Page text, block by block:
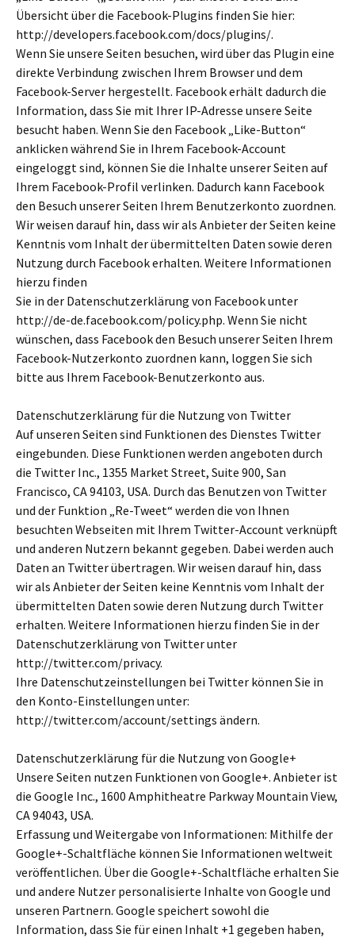
Übersicht über die Facebook-Plugins finden Sie hier:
http://developers.facebook.com/docs/plugins/.
Wenn Sie unsere Seiten besuchen, wird über das Plugin eine
direkte Verbindung zwischen Ihrem Browser und dem
Facebook-Server hergestellt. Facebook erhält dadurch die
Information, dass Sie mit Ihrer IP-Adresse unsere Seite
besucht haben. Wenn Sie den Facebook „Like-Button“
anklicken während Sie in Ihrem Facebook-Account
eingeloggt sind, können Sie die Inhalte unserer Seiten auf
Ihrem Facebook-Profil verlinken. Dadurch kann Facebook
den Besuch unserer Seiten Ihrem Benutzerkonto zuordnen.
Wir weisen darauf hin, dass wir als Anbieter der Seiten keine
Kenntnis vom Inhalt der übermittelten Daten sowie deren
Nutzung durch Facebook erhalten. Weitere Informationen
hierzu finden
Sie in der Datenschutzerklärung von Facebook unter
http://de-de.facebook.com/policy.php. Wenn Sie nicht
wünschen, dass Facebook den Besuch unserer Seiten Ihrem
Facebook-Nutzerkonto zuordnen kann, loggen Sie sich
bitte aus Ihrem Facebook-Benutzerkonto aus.
Datenschutzerklärung für die Nutzung von Twitter
Auf unseren Seiten sind Funktionen des Dienstes Twitter
eingebunden. Diese Funktionen werden angeboten durch
die Twitter Inc., 1355 Market Street, Suite 900, San
Francisco, CA 94103, USA. Durch das Benutzen von Twitter
und der Funktion „Re-Tweet“ werden die von Ihnen
besuchten Webseiten mit Ihrem Twitter-Account verknüpft
und anderen Nutzern bekannt gegeben. Dabei werden auch
Daten an Twitter übertragen. Wir weisen darauf hin, dass
wir als Anbieter der Seiten keine Kenntnis vom Inhalt der
übermittelten Daten sowie deren Nutzung durch Twitter
erhalten. Weitere Informationen hierzu finden Sie in der
Datenschutzerklärung von Twitter unter
http://twitter.com/privacy.
Ihre Datenschutzeinstellungen bei Twitter können Sie in
den Konto-Einstellungen unter:
http://twitter.com/account/settings ändern.
Datenschutzerklärung für die Nutzung von Google+
Unsere Seiten nutzen Funktionen von Google+. Anbieter ist
die Google Inc., 1600 Amphitheatre Parkway Mountain View,
CA 94043, USA.
Erfassung und Weitergabe von Informationen: Mithilfe der
Google+-Schaltfläche können Sie Informationen weltweit
veröffentlichen. Über die Google+-Schaltfläche erhalten Sie
und andere Nutzer personalisierte Inhalte von Google und
unseren Partnern. Google speichert sowohl die
Information, dass Sie für einen Inhalt +1 gegeben haben,